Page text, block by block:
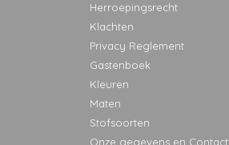
Herroepingsrecht
Klachten
Privacy Reglement
Gastenboek
Kleuren
Maten
Stofsoorten
Onze gegevens en Contact